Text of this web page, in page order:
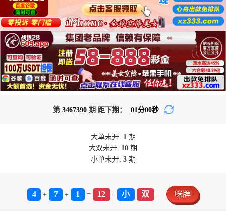
第 3467390期 距下期： 01分00秒
大单未开: 1期
大双未开: 10 期
小单未开: 3期
4 + 7 + 1 = 12 - 小 双 咪牌